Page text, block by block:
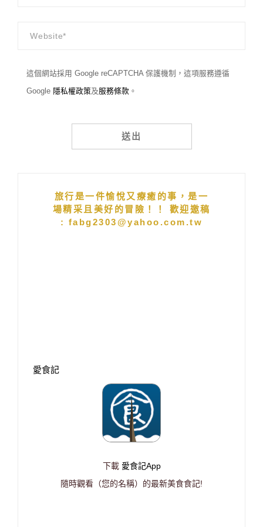
這個網站採用 Google reCAPTCHA 保護機制，這項服務遵循
Google 隱私權政策及服務條款 。
旅行是一件愉悅又療癒的事，是一
場精采且美好的冒險！！ 歡迎邀稿
: fabg2303@yahoo.com.tw
愛食記
下載 愛食記App
隨時觀看（您的名稱）的最新美食食記!